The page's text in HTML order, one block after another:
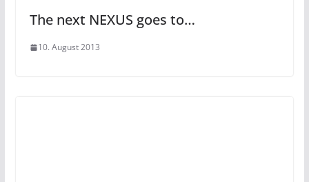
The next NEXUS goes to…
10. August 2013